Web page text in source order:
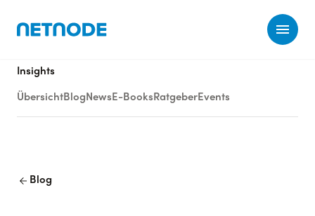
Insights
Übersicht Blog News E-Books Ratgeber Events
arrow_back Blog